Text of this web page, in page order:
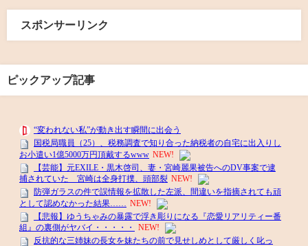
スポンサーリンク
ピックアップ記事